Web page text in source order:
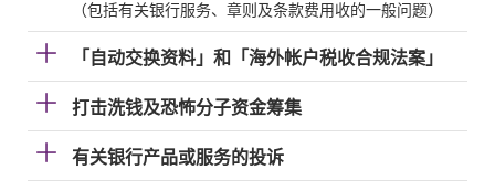
（包括有关银行服务、章则及条款费用收的一般问题）
「自动交换资料」和「海外帐户税收合规法案」
打击洗钱及恐怖分子资金筹集
有关银行产品或服务的投诉